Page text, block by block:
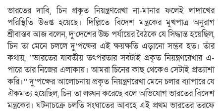
ভারতের দাবি, চিন প্রকৃত নিয়ন্ত্রণরেখা না-মানার ফলেই লাদাখের
পরিস্থিতি উত্তপ্ত হয়েছে। দিল্লিতে বিদেশ মন্ত্রকের মুখপাত্র অনুরাগ
শ্রীবাস্তব আজ বলেন, দু’দেশের উচ্চ পর্যায়ের বৈঠকে যে সিদ্ধান্ত হয়েছিল,
চিন তা মেনে চললে দু’পক্ষের এই ক্ষয়ক্ষতি এড়ানো সম্ভব হত। তাঁর
কথায়, ‘‘ভারতের যাবতীয় তৎপরতার সবটাই প্রকৃত নিয়ন্ত্রণরেখার এ-
পারে তার নিজের এলাকায়। আমরা চিনের কাছ থেকেও সেটাই প্রত্যাশা
করি।’’ দু’পক্ষের আলোচনায় প্রকৃত নিয়ন্ত্রণরেখা মেনে চলার ব্যাপারে যে
ঐকমত্য হয়েছিল, চিন তা লঙ্ঘন করেছে বলে অভিযোগ ভারতের বিদেশ
মন্ত্রকের। ঘটনাচক্রে চলতি সংঘাতের আবহে এই প্রথম ভারতের তরফে